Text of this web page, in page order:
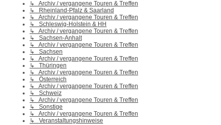
↳ Archiv / vergangene Touren & Treffen
↳ Rheinland-Pfalz & Saarland
↳ Archiv / vergangene Touren & Treffen
↳ Schleswig-Holstein & HH
↳ Archiv / vergangene Touren & Treffen
↳ Sachsen-Anhalt
↳ Archiv / vergangene Touren & Treffen
↳ Sachsen
↳ Archiv / vergangene Touren & Treffen
↳ Thüringen
↳ Archiv / vergangene Touren & Treffen
↳ Österreich
↳ Archiv / vergangene Touren & Treffen
↳ Schweiz
↳ Archiv / vergangene Touren & Treffen
↳ Sonstige
↳ Archiv / vergangene Touren & Treffen
↳ Veranstaltungshinweise